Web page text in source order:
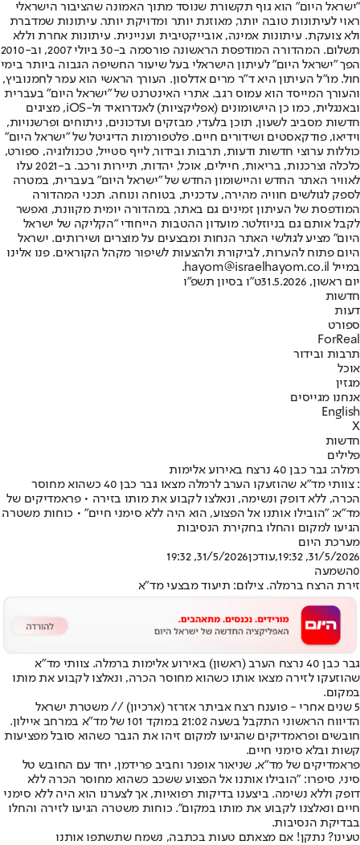
"ישראל היום" הוא גוף תקשורת שנוסד מתוך האמונה שהציבור הישראלי
ראוי לעיתונות טובה יותר, מאוזנת יותר ומדויקת יותר. עיתונות שמדברת
ולא צועקת. עיתונות אמינה, אובייקטיבית ועניינית. עיתונות אחרת וללא
תשלום. המהדורה המודפסת הראשונה פורסמה ב-30 ביולי 2007, וב-2010
הפך "ישראל היום" לעיתון הישראלי בעל שיעור החשיפה הגבוה ביותר בימי
חול. מו"ל העיתון היא ד"ר מרים אדלסון. העורך הראשי הוא עמר לחמנוביץ,
והעורך המייסד הוא עמוס רגב. אתרי האינטרנט של "ישראל היום" בעברית
ובאנגלית, כמו כן היישומונים (אפליקציות) לאנדרואיד ול-iOS, מציגים
חדשות מסביב לשעון, תוכן בלעדי, מבזקים ועדכונים, ניתוחים ופרשנויות,
וידיאו, פודקאסטים ושידורים חיים. פלטפורמות הדיגיטל של "ישראל היום"
כוללות ערוצי חדשות ודעות, תרבות ובידור, לייף סטייל, טכנולוגיה, ספורט,
כלכלה וצרכנות, בריאות, חיילים, אוכל, יהדות, תיירות ורכב. ב-2021 עלו
לאוויר האתר החדש והיישומון החדש של "ישראל היום" בעברית, במטרה
לספק לגולשים חוויה מהירה, עדכנית, בטוחה ונוחה. תכני המהדורה
המודפסת של העיתון זמינים גם באתר, במהדורה יומית מקוונת, ואפשר
לקבל אותם גם בניוזלטר. מועדון ההטבות הייחודי "הקליקה של ישראל
היום" מציע לגולשי האתר הנחות ומבצעים על מוצרים ושירותים. ישראל
היום פתוח להערות, לביקורת ולהצעות לשיפור מקהל הקוראים. פנו אלינו
במייל hayom@israelhayom.co.il.
יום ראשון, 31.5.2026
ט"ו בסיון תשפ"ו
חדשות
דעות
ספורט
ForReal
תרבות ובידור
אוכל
מגזין
אנחנו מגייסים
English
X
חדשות
פלילים
רמלה: גבר כבן 40 נרצח באירוע אלימות
: צוותי מד"א שהוזעקו הערב לרמלה מצאו גבר כבן 40 כשהוא מחוסר
הכרה, ללא דופק ונשימה, ונאלצו לקבוע את מותו בזירה • פראמדיקים של
מד"א: "הובילו אותנו אל הפצוע, הוא היה ללא סימני חיים" • כוחות משטרה
הגיעו למקום והחלו בחקירת הנסיבות
מערכת היום
31/5/2026, 19:32
,עודכן31/5/2026, 19:32
0השמעה
זירת הרצח ברמלה. צילום: תיעוד מבצעי מד"א
גבר כבן 40 נרצח הערב (ראשון) באירוע אלימות ברמלה. צוותי מד"א
שהוזעקו לזירה מצאו אותו כשהוא מחוסר הכרה, ונאלצו לקבוע את מותו
במקום.
5 שנים אחרי - פוענח רצח אביתר אזרזר (ארכיון) // משטרת ישראל
הדיווח הראשוני התקבל בשעה 21:02 במוקד 101 של מד"א במרחב איילון.
חובשים ופראמדיקים שהגיעו למקום זיהו את הגבר כשהוא סובל מפציעות
קשות ובלא סימני חיים.
פראמדיקים של מד"א, שניאור אופנר וחביב פרידמן, יחד עם החובש טל
סיני, סיפרו: "הובילו אותנו אל הפצוע ששכב כשהוא מחוסר הכרה ללא
דופק וללא נשימה. ביצענו בדיקות רפואיות, אך לצערנו הוא היה ללא סימני
חיים ונאלצנו לקבוע את מותו במקום". כוחות משטרה הגיעו לזירה והחלו
בבדיקת הנסיבות.
טעינו? נתקן! אם מצאתם טעות בכתבה, נשמח שתשתפו אותנו